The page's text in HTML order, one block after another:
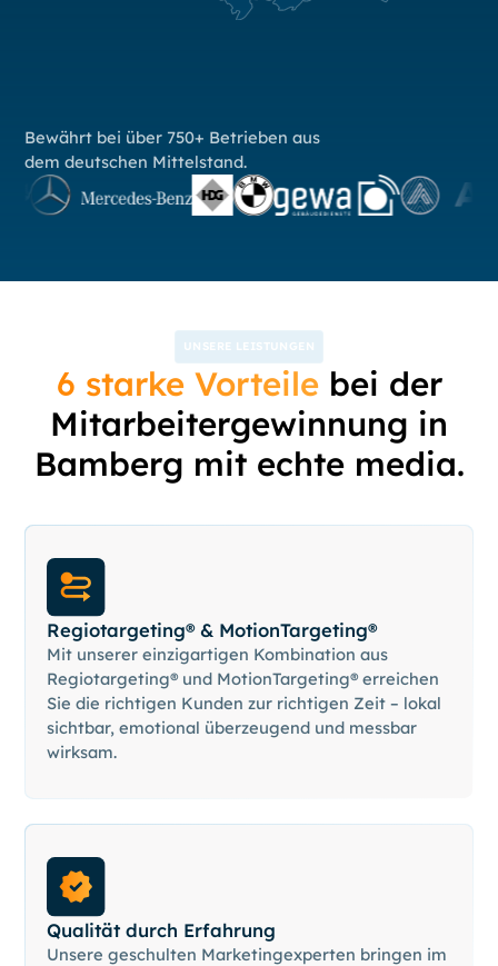
Bewährt bei über 750+ Betrieben aus
dem deutschen Mittelstand.
UNSERE LEISTUNGEN
6 starke Vorteilebei der
Mitarbeitergewinnung in
Bamberg mit echte media.
Regiotargeting® & MotionTargeting®
Mit unserer einzigartigen Kombination aus
Regiotargeting® und MotionTargeting® erreichen
Sie die richtigen Kunden zur richtigen Zeit – lokal
sichtbar, emotional überzeugend und messbar
wirksam.
Qualität durch Erfahrung
Unsere geschulten Marketingexperten bringen im